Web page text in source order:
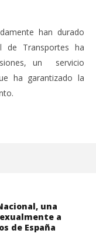
han durado
de Transportes ha
un servicio
ha garantizado la
una
a
de España